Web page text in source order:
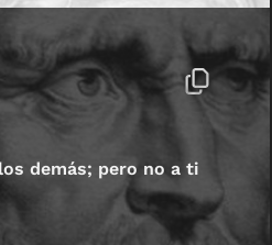
demás; pero no a ti